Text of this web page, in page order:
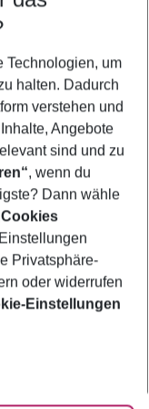
Technologien, um
halten. Dadurch
verstehen und
Angebote
sind und zu
, wenn du
Dann wähle
Privatsphäre-
oder widerrufen
Einstellungen